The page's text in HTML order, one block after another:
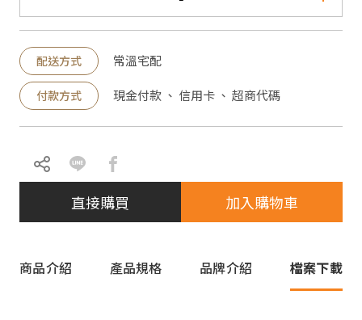
配送方式 常溫宅配
付款方式 現金付款 、 信用卡 、 超商代碼
直接購買 加入購物車
商品介紹 產品規格 品牌介紹 檔案下載